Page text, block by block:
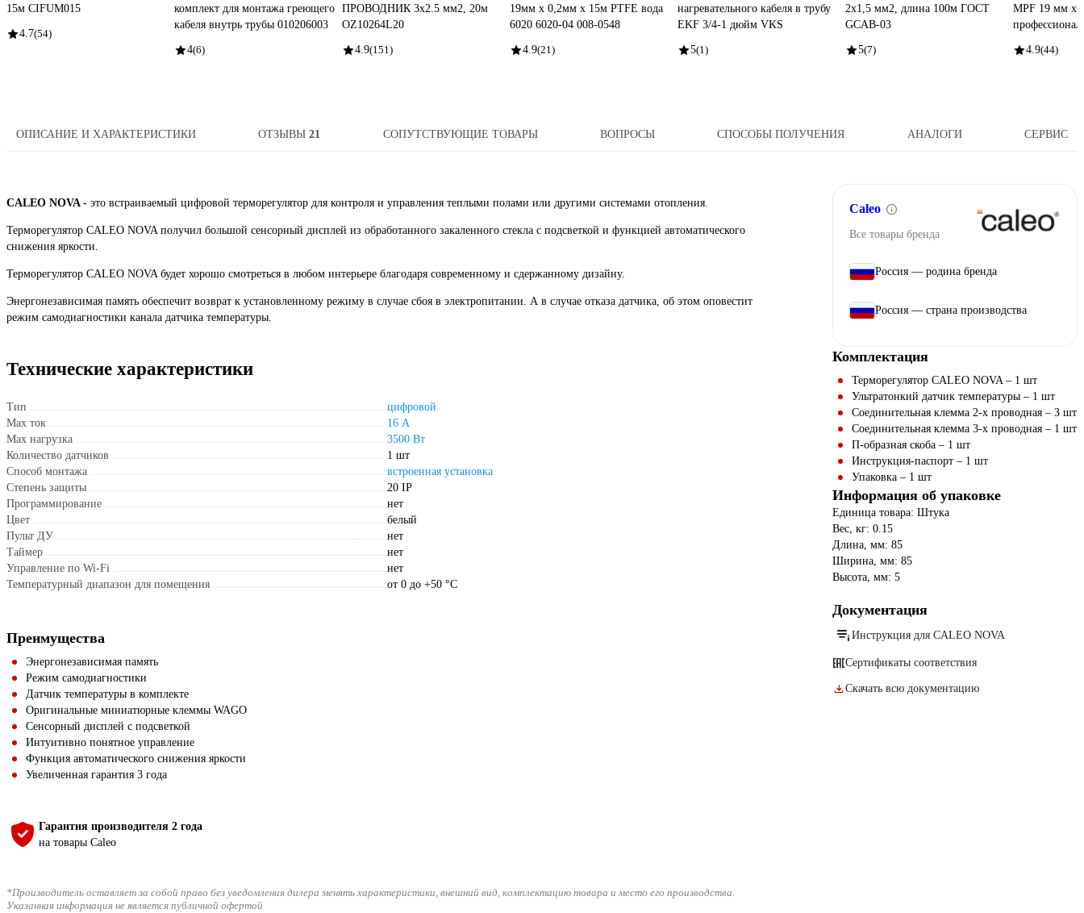
15м CIFUM015
4.7(54)
комплект для монтажа греющего
кабеля внутрь трубы 010206003
4(6)
ПРОВОДНИК 3x2.5 мм2, 20м
OZ10264L20
4.9(151)
19мм х 0,2мм х 15м PTFE вода
6020 6020-04 008-0548
4.9(21)
нагревательного кабеля в трубу
EKF 3/4-1 дюйм VKS
5(1)
2x1,5 мм2, длина 100м ГОСТ
GCAB-03
5(7)
MPF 19 мм x
4.9(44)
ОПИСАНИЕ И ХАРАКТЕРИСТИКИ ОТЗЫВЫ21 СОПУТСТВУЮЩИЕ ТОВАРЫ ВОПРОСЫ СПОСОБЫ ПОЛУЧЕНИЯ АНАЛОГИ СЕРВИС
CALEO NOVA - это встраиваемый цифровой терморегулятор для контроля и управления теплыми полами или другими системами отопления.
Терморегулятор CALEO NOVA получил большой сенсорный дисплей из обработанного закаленного стекла с подсветкой и функцией автоматического
снижения яркости.
Терморегулятор CALEO NOVA будет хорошо смотреться в любом интерьере благодаря современному и сдержанному дизайну.
Энергонезависимая память обеспечит возврат к установленному режиму в случае сбоя в электропитании. А в случае отказа датчика, об этом оповестит
режим самодиагностики канала датчика температуры.
Технические характеристики
Тип
цифровой
Max ток
16 А
Max нагрузка
3500 Вт
Количество датчиков
1 шт
Способ монтажа
встроенная установка
Степень защиты
20 IP
Программирование
нет
Цвет
белый
Пульт ДУ
нет
Таймер
нет
Управление по Wi-Fi
нет
Температурный диапазон для помещения
от 0 до +50 °С
Преимущества
Энергонезависимая память
Режим самодиагностики
Датчик температуры в комплекте
Оригинальные миниатюрные клеммы WAGO
Сенсорный дисплей с подсветкой
Интуитивно понятное управление
Функция автоматического снижения яркости
Увеличенная гарантия 3 года
Гарантия производителя 2 года
на товары Caleo
*Производитель оставляет за собой право без уведомления дилера менять характеристики, внешний вид, комплектацию товара и место его производства.
Указанная информация не является публичной офертой
Caleo
Все товары бренда
Россия — родина бренда
Россия — страна производства
Комплектация
Терморегулятор CALEO NOVA – 1 шт
Ультратонкий датчик температуры – 1 шт
Соединительная клемма 2-х проводная – 3 шт
Соединительная клемма 3-х проводная – 1 шт
П-образная скоба – 1 шт
Инструкция-паспорт – 1 шт
Упаковка – 1 шт
Информация об упаковке
Единица товара: Штука
Вес, кг: 0.15
Длина, мм: 85
Ширина, мм: 85
Высота, мм: 5
Документация
Инструкция для CALEO NOVA
Сертификаты соответствия
Скачать всю документацию